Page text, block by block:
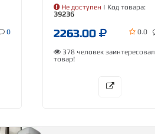
0
Не доступен | Код товара:
39236
2263.00 0.0
378 человек заинтересовал
товар!